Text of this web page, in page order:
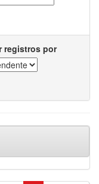
registros por